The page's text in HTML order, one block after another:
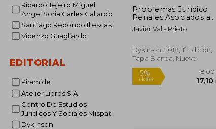
Ricardo Tejeiro Miguel
Angel Soria Carles Gallardo
Santiago Redondo Illescas
Vicenzo Guagliardo
EDITORIAL
Piramide
Atelier Libros S A
Centro De Estudios
Juridicos Y Sociales Mispat
Dykinson
Problemas Jurídico
Penales Asociados a
las Nuevas Técnicas de
Prevención y
Crimen Mediante
Inteligencia Artificial
Javier Valls Prieto
Dykinson, 2018, 1ª Edición,
Tapa Blanda, Nuevo